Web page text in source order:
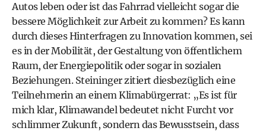
Autos leben oder ist das Fahrrad vielleicht sogar die
bessere Möglichkeit zur Arbeit zu kommen? Es kann
durch dieses Hinterfragen zu Innovation kommen, sei
es in der Mobilität, der Gestaltung von öffentlichem
Raum, der Energiepolitik oder sogar in sozialen
Beziehungen. Steininger zitiert diesbezüglich eine
Teilnehmerin an einem Klimabürgerrat: „Es ist für
mich klar, Klimawandel bedeutet nicht Furcht vor
schlimmer Zukunft, sondern das Bewusstsein, dass